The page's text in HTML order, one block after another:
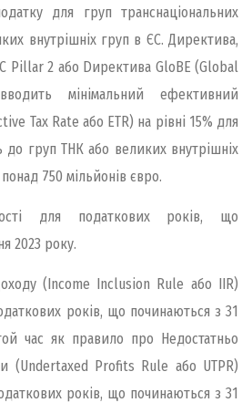
для груп транснаціональних
внутрішніх груп в ЄС. Директива,
Pillar 2 або Dиректива GloBE (Global
мінімальний ефективний
Tax Rate або ETR) на рівні 15% для
до груп ТНК або великих внутрішніх
750 мільйонів євро.
для податкових років, що
2023 року.
(Income Inclusion Rule або IIR)
років, що починаються з 31
час як правило про Недостатньо
(Undertaxed Profits Rule або UTPR)
років, що починаються з 31